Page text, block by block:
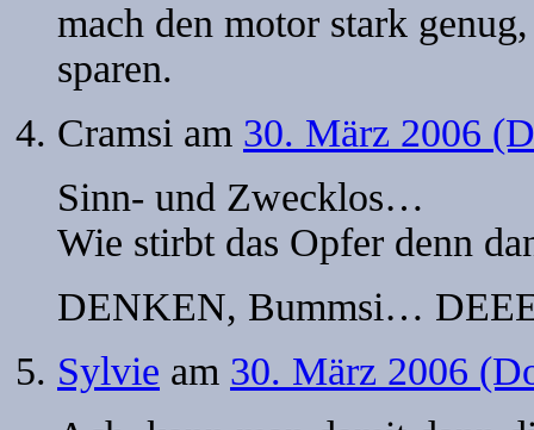
mach den motor stark
sparen.
Cramsi am 30. März 2006
Sinn- und Zwecklos…
Wie stirbt das Opfer denn
DENKEN, Bummsi…
Sylvie am 30. März 2006